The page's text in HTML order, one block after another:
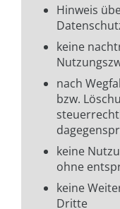
Hinweis
keine
nach
bzw.
keine
ohne
keine
Dritte